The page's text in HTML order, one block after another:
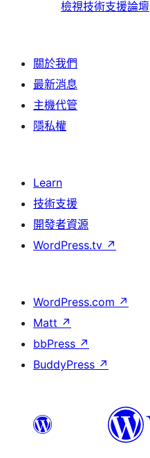
評
檢視技術支援論壇
關於我們
最新消息
主機代管
隱私權
Learn
技術支援
開發者資源
WordPress.tv ↗
WordPress.com ↗
Matt ↗
bbPress ↗
BuddyPress ↗